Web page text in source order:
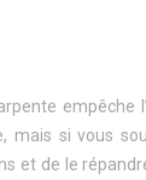
empêche
mais si vous
de le